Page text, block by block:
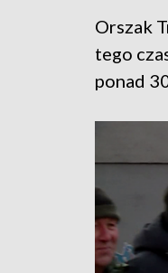
Orszak
tego
ponad